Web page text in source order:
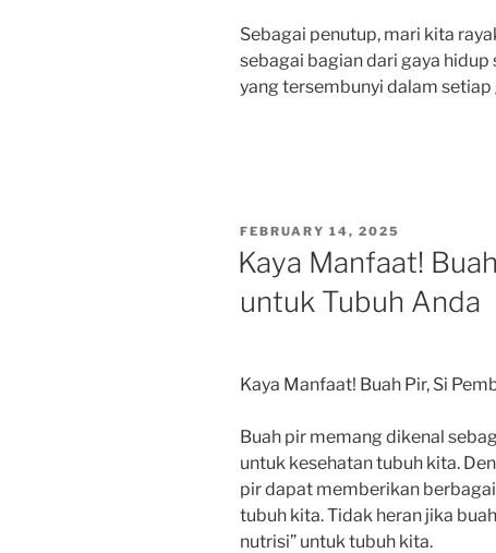
Sebagai penutup, mari kita
sebagai bagian dari gaya hidup
yang tersembunyi dalam setiap
POSTED
ON
FEBRUARY 14, 2025
Kaya Manfaat!
untuk Tubuh Anda
Kaya Manfaat! Buah Pir, Si
Buah pir memang dikenal
untuk kesehatan tubuh kita.
pir dapat memberikan
tubuh kita. Tidak heran jika
nutrisi” untuk tubuh kita.